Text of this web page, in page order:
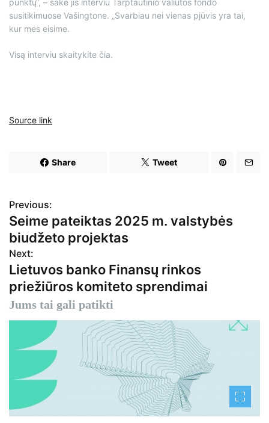
punktų“, – sakė jis interviu Tarptautinio valiutos fondo
susitikimuose Vašingtone. „Svarbiau nei vienas pjūvis yra tai,
kur mes eisime.
Visą interviu skaitykite čia.
Source link
Share Tweet
N
a
v
i
g
a
c
a
Previous:
Seime pateiktas 2025 m. valstybės
biudžeto projektas
Next:
Lietuvos banko Finansų rinkos
priežiūros komiteto sprendimai
Jums tai gali patikti